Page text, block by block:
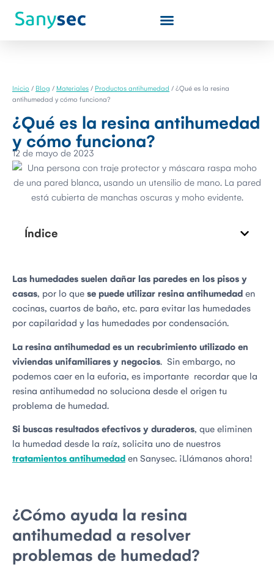
Inicio / Blog / Materiales / Productos antihumedad / ¿Qué es la resina
antihumedad y cómo funciona?
¿Qué es la resina antihumedad
y cómo funciona?
12 de mayo de 2023
Índice
Las humedades suelen dañar las paredes en los pisos y
casas, por lo que se puede utilizar resina antihumedad en
cocinas, cuartos de baño, etc. para evitar las humedades
por capilaridad y las humedades por condensación.
La resina antihumedad es un recubrimiento utilizado en
viviendas unifamiliares y negocios. Sin embargo, no
podemos caer en la euforia, es importante recordar que la
resina antihumedad no soluciona desde el origen tu
problema de humedad.
Si buscas resultados efectivos y duraderos, que eliminen
la humedad desde la raíz, solicita uno de nuestros
tratamientos antihumedad en Sanysec. ¡Llámanos ahora!
¿Cómo ayuda la resina
antihumedad a resolver
problemas de humedad?